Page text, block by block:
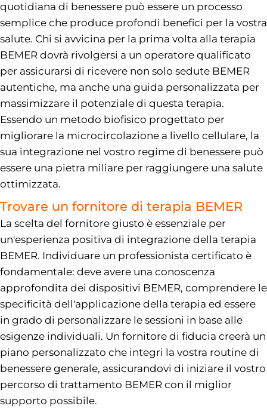
quotidiana di benessere può essere un processo
semplice che produce profondi benefici per la vostra
salute. Chi si avvicina per la prima volta alla terapia
BEMER dovrà rivolgersi a un operatore qualificato
per assicurarsi di ricevere non solo sedute BEMER
autentiche, ma anche una guida personalizzata per
massimizzare il potenziale di questa terapia.
Essendo un metodo biofisico progettato per
migliorare la microcircolazione a livello cellulare, la
sua integrazione nel vostro regime di benessere può
essere una pietra miliare per raggiungere una salute
ottimizzata.
Trovare un fornitore di terapia BEMER
La scelta del fornitore giusto è essenziale per
un'esperienza positiva di integrazione della terapia
BEMER. Individuare un professionista certificato è
fondamentale: deve avere una conoscenza
approfondita dei dispositivi BEMER, comprendere le
specificità dell'applicazione della terapia ed essere
in grado di personalizzare le sessioni in base alle
esigenze individuali. Un fornitore di fiducia creerà un
piano personalizzato che integri la vostra routine di
benessere generale, assicurandovi di iniziare il vostro
percorso di trattamento BEMER con il miglior
supporto possibile.